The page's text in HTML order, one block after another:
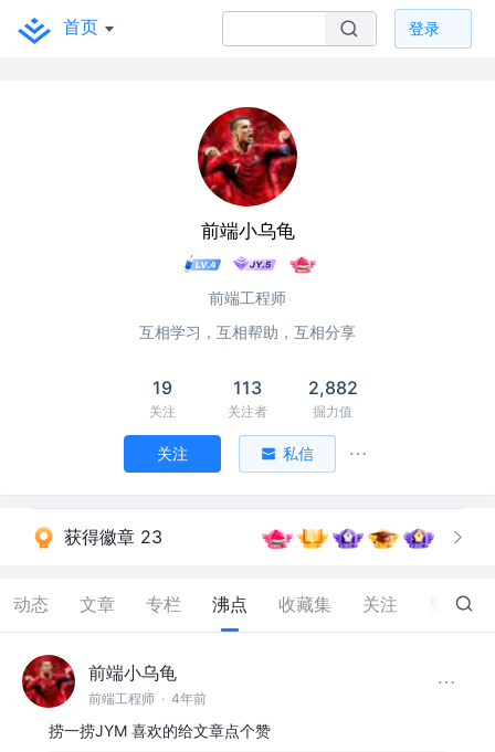
首页 登录
前端小乌龟
前端工程师
互相学习，互相帮助，互相分享
19
关注
113
关注者
2,882
掘力值
关注 私信
获得徽章 23
动态 文章 专栏 沸点 收藏集 关注 869
前端小乌龟
前端工程师 · 4年前
捞一捞JYM 喜欢的给文章点个赞